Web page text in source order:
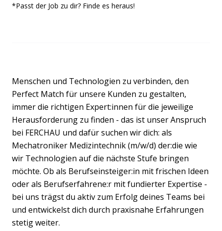
*Passt der Job zu dir? Finde es heraus!
Menschen und Technologien zu verbinden, den
Perfect Match für unsere Kunden zu gestalten,
immer die richtigen Expert:innen für die jeweilige
Herausforderung zu finden - das ist unser Anspruch
bei FERCHAU und dafür suchen wir dich: als
Mechatroniker Medizintechnik (m/w/d) der:die wie
wir Technologien auf die nächste Stufe bringen
möchte. Ob als Berufseinsteiger:in mit frischen Ideen
oder als Berufserfahrene:r mit fundierter Expertise -
bei uns trägst du aktiv zum Erfolg deines Teams bei
und entwickelst dich durch praxisnahe Erfahrungen
stetig weiter.